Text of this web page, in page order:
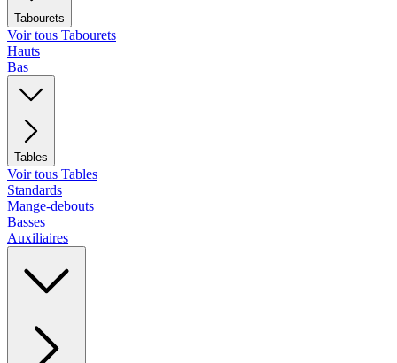
Tabourets
Voir tous Tabourets
Hauts
Bas
Tables
Voir tous Tables
Standards
Mange-debouts
Basses
Auxiliaires